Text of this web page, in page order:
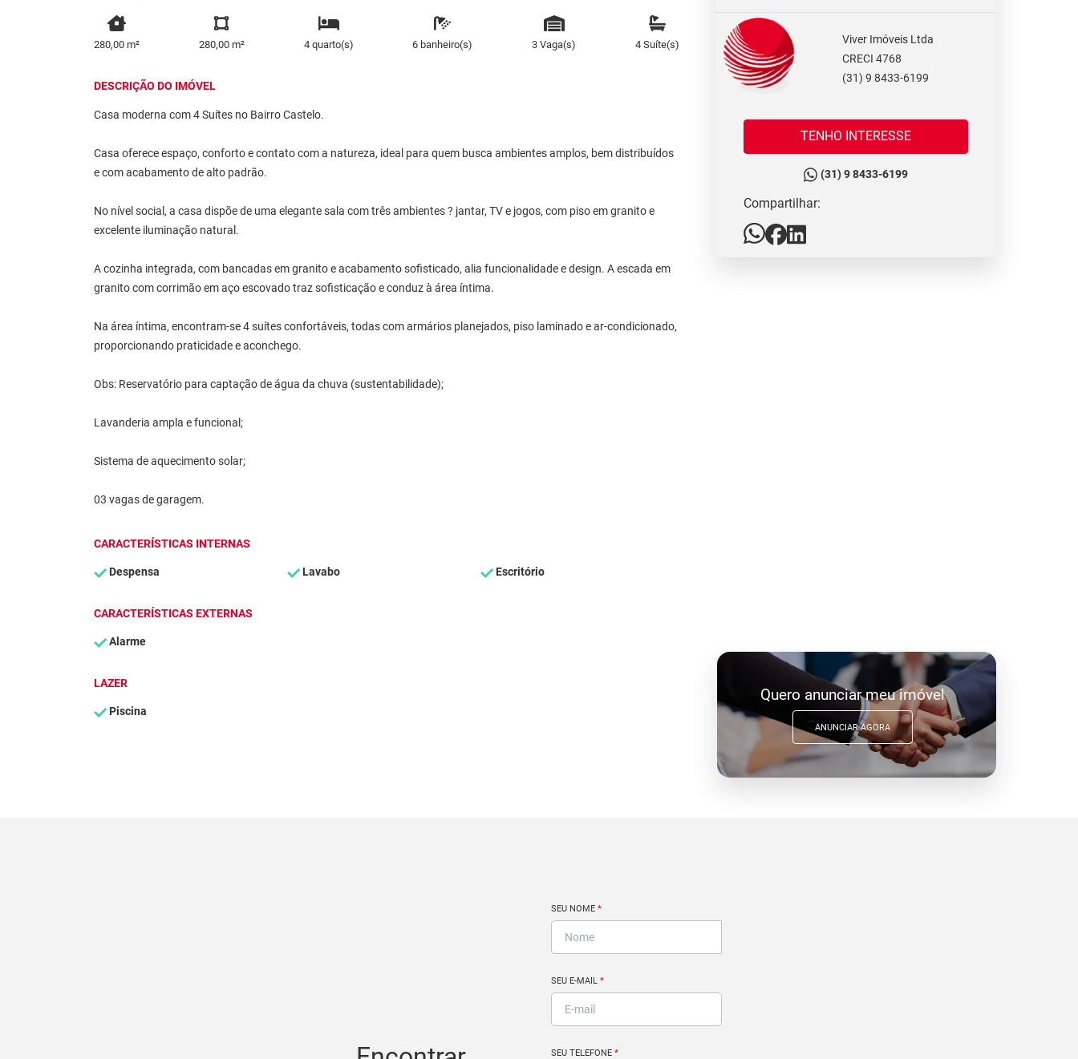
280,00 m² 280,00 m² 4 quarto(s) 6 banheiro(s) 3 Vaga(s) 4 Suíte(s)
DESCRIÇÃO DO IMÓVEL
Casa moderna com 4 Suítes no Bairro Castelo.
Casa oferece espaço, conforto e contato com a natureza, ideal para quem busca ambientes amplos, bem distribuídos
e com acabamento de alto padrão.
No nível social, a casa dispõe de uma elegante sala com três ambientes ? jantar, TV e jogos, com piso em granito e
excelente iluminação natural.
A cozinha integrada, com bancadas em granito e acabamento sofisticado, alia funcionalidade e design. A escada em
granito com corrimão em aço escovado traz sofisticação e conduz à área íntima.
Na área íntima, encontram-se 4 suítes confortáveis, todas com armários planejados, piso laminado e ar-condicionado,
proporcionando praticidade e aconchego.
Obs: Reservatório para captação de água da chuva (sustentabilidade);
Lavanderia ampla e funcional;
Sistema de aquecimento solar;
03 vagas de garagem.
CARACTERÍSTICAS INTERNAS
Despensa Lavabo Escritório
CARACTERÍSTICAS EXTERNAS
Alarme
LAZER
Piscina
Viver Imóveis Ltda
CRECI 4768
(31) 9 8433-6199
TENHO INTERESSE
(31) 9 8433-6199
Compartilhar:
Quero anunciar meu imóvel
ANUNCIAR AGORA
SEU NOME *
SEU E-MAIL *
SEU TELEFONE *